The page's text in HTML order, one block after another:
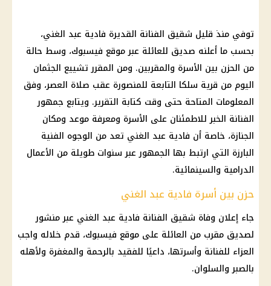
توفي منذ قليل شقيق الفنانة القديرة فادية عبد الغني،
بحسب ما أعلنه صديق للعائلة عبر موقع فيسبوك، وسط حالة
من الحزن بين الأسرة والمقربين. ومن المقرر تشييع الجثمان
اليوم من قرية سلكا التابعة للمنصورة عقب صلاة العصر، وفق
المعلومات المتاحة حتى وقت كتابة التقرير. ويتابع جمهور
الفنانة الخبر للاطمئنان على الأسرة ومعرفة موعد ومكان
الجنازة، خاصة أن فادية عبد الغني تعد من الوجوه الفنية
البارزة التي ارتبط بها الجمهور عبر سنوات طويلة من الأعمال
الدرامية والسينمائية.
حزن بين أسرة فادية عبد الغني
جاء إعلان وفاة شقيق الفنانة فادية عبد الغني عبر منشور
لصديق مقرب من العائلة على موقع فيسبوك، قدم خلاله واجب
العزاء للفنانة وأسرتها، داعيًا للفقيد بالرحمة والمغفرة ولأهله
بالصبر والسلوان.